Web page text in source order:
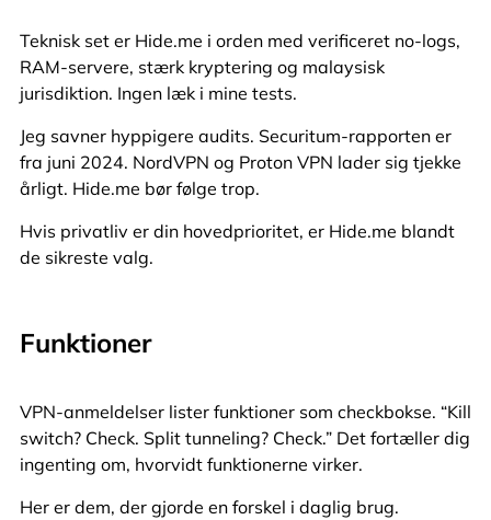
Teknisk set er Hide.me i orden med verificeret no-logs,
RAM-servere, stærk kryptering og malaysisk
jurisdiktion. Ingen læk i mine tests.
Jeg savner hyppigere audits. Securitum-rapporten er
fra juni 2024. NordVPN og Proton VPN lader sig tjekke
årligt. Hide.me bør følge trop.
Hvis privatliv er din hovedprioritet, er Hide.me blandt
de sikreste valg.
Funktioner
VPN-anmeldelser lister funktioner som checkbokse. “Kill
switch? Check. Split tunneling? Check.” Det fortæller dig
ingenting om, hvorvidt funktionerne virker.
Her er dem, der gjorde en forskel i daglig brug.